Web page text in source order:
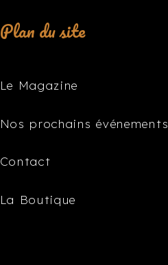
Plan du site
Le Magazine
Nos prochains événements
Contact
La Boutique